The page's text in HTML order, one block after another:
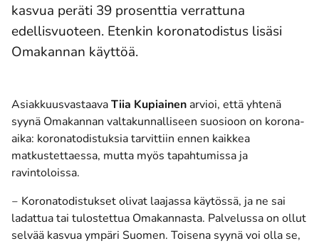
kasvua peräti 39 prosenttia verrattuna
edellisvuoteen. Etenkin koronatodistus lisäsi
Omakannan käyttöä.
AsiakkuusvastaavaTiia Kupiainen arvioi, että yhtenä
syynä Omakannan valtakunnalliseen suosioon on korona-
aika: koronatodistuksia tarvittiin ennen kaikkea
matkustettaessa, mutta myös tapahtumissa ja
ravintoloissa.
‒ Koronatodistukset olivat laajassa käytössä, ja ne sai
ladattua tai tulostettua Omakannasta. Palvelussa on ollut
selvää kasvua ympäri Suomen. Toisena syynä voi olla se,